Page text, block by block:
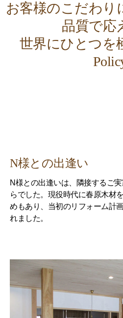
お客様のこだわり
品質で応
世界にひとつを
N様との出逢い
N様との出逢いは、隣接するご
らでした。現役時代に春原木材
めもあり、当初のリフォーム計
れました。